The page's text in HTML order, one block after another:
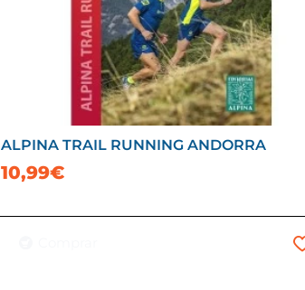
ALPINA TRAIL RUNNING ANDORRA
10,99€